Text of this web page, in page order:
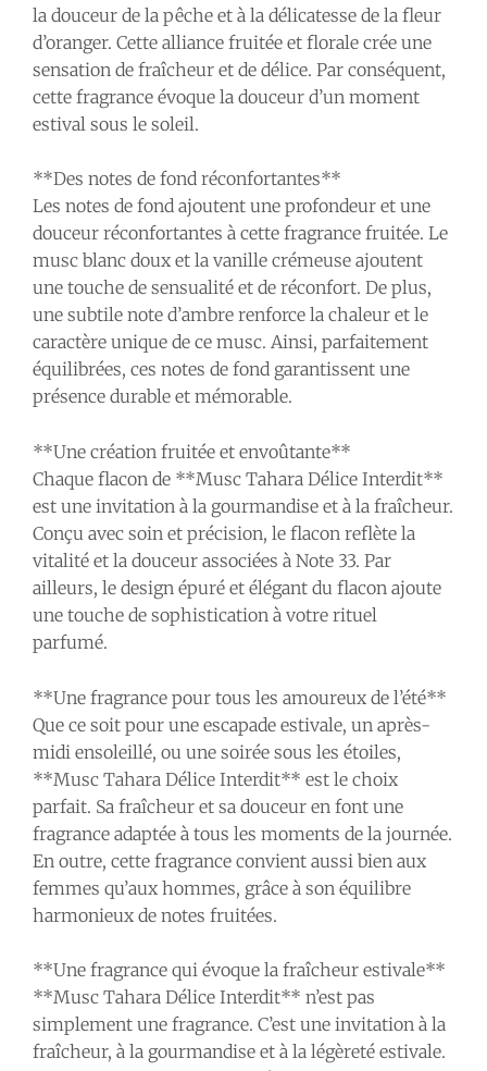
la douceur de la pêche et à la délicatesse de la fleur
d’oranger. Cette alliance fruitée et florale crée une
sensation de fraîcheur et de délice. Par conséquent,
cette fragrance évoque la douceur d’un moment
estival sous le soleil.
**Des notes de fond réconfortantes**
Les notes de fond ajoutent une profondeur et une
douceur réconfortantes à cette fragrance fruitée. Le
musc blanc doux et la vanille crémeuse ajoutent
une touche de sensualité et de réconfort. De plus,
une subtile note d’ambre renforce la chaleur et le
caractère unique de ce musc. Ainsi, parfaitement
équilibrées, ces notes de fond garantissent une
présence durable et mémorable.
**Une création fruitée et envoûtante**
Chaque flacon de **Musc Tahara Délice Interdit**
est une invitation à la gourmandise et à la fraîcheur.
Conçu avec soin et précision, le flacon reflète la
vitalité et la douceur associées à Note 33. Par
ailleurs, le design épuré et élégant du flacon ajoute
une touche de sophistication à votre rituel
parfumé.
**Une fragrance pour tous les amoureux de l’été**
Que ce soit pour une escapade estivale, un après-
midi ensoleillé, ou une soirée sous les étoiles,
**Musc Tahara Délice Interdit** est le choix
parfait. Sa fraîcheur et sa douceur en font une
fragrance adaptée à tous les moments de la journée.
En outre, cette fragrance convient aussi bien aux
femmes qu’aux hommes, grâce à son équilibre
harmonieux de notes fruitées.
**Une fragrance qui évoque la fraîcheur estivale**
**Musc Tahara Délice Interdit** n’est pas
simplement une fragrance. C’est une invitation à la
fraîcheur, à la gourmandise et à la légèreté estivale.